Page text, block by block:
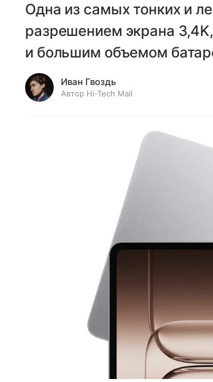
Одна из самых тонких и
разрешением экрана
и большим объемом
Иван Гвоздь
Автор Hi-Tech Mail